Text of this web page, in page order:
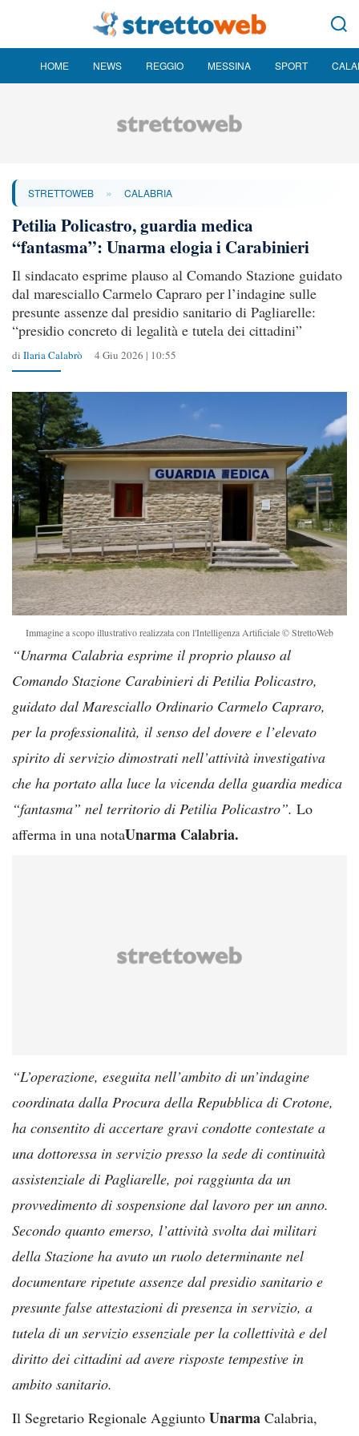
HOME NEWS REGGIO MESSINA SPORT
STRETTOWEB » CALABRIA
Petilia Policastro, guardia medica
“fantasma”: Unarma elogia i Carabinieri
Il sindacato esprime plauso al Comando Stazione guidato
dal maresciallo Carmelo Capraro per l’indagine sulle
presunte assenze dal presidio sanitario di Pagliarelle:
“presidio concreto di legalità e tutela dei cittadini”
di Ilaria Calabrò 4 Giu 2026 | 10:55
Immagine a scopo illustrativo realizzata con l'Intelligenza Artificiale © StrettoWeb
“Unarma Calabria esprime il proprio plauso al
Comando Stazione Carabinieri di Petilia Policastro,
guidato dal Maresciallo Ordinario Carmelo Capraro,
per la professionalità, il senso del dovere e l’elevato
spirito di servizio dimostrati nell’attività investigativa
che ha portato alla luce la vicenda della guardia medica
“fantasma” nel territorio di Petilia Policastro”. Lo
afferma in una notaUnarma Calabria.
“L’operazione, eseguita nell’ambito di un’indagine
coordinata dalla Procura della Repubblica di Crotone,
ha consentito di accertare gravi condotte contestate a
una dottoressa in servizio presso la sede di continuità
assistenziale di Pagliarelle, poi raggiunta da un
provvedimento di sospensione dal lavoro per un anno.
Secondo quanto emerso, l’attività svolta dai militari
della Stazione ha avuto un ruolo determinante nel
documentare ripetute assenze dal presidio sanitario e
presunte false attestazioni di presenza in servizio, a
tutela di un servizio essenziale per la collettività e del
diritto dei cittadini ad avere risposte tempestive in
ambito sanitario.
Il Segretario Regionale Aggiunto Unarma Calabria,